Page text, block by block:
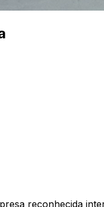
reconhecida